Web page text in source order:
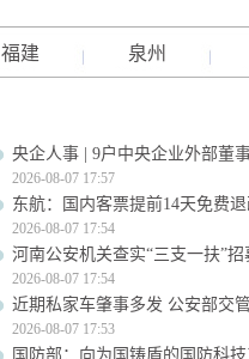
福建 泉州
央企人事 | 9户中央企业外部董
2026-08-07 17:57
东航：国内客票提前14天免费
2026-08-07 17:54
河南公安机关查实“三支一扶”
2026-08-07 17:54
近期私家车肇事多发 公安部交
2026-08-07 17:53
国防部：向为国铸盾的国防科